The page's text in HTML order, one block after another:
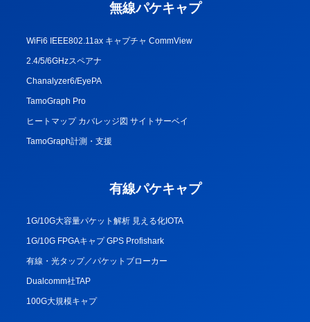
無線パケキャプ
WiFi6 IEEE802.11ax キャプチャ CommView
2.4/5/6GHzスペアナ
Chanalyzer6/EyePA
TamoGraph Pro
ヒートマップ カバレッジ図 サイトサーベイ
TamoGraph計測・支援
有線パケキャプ
1G/10G大容量パケット解析 見える化IOTA
1G/10G FPGAキャプ GPS Profishark
有線・光タップ／パケットブローカー
Dualcomm社TAP
100G大規模キャプ